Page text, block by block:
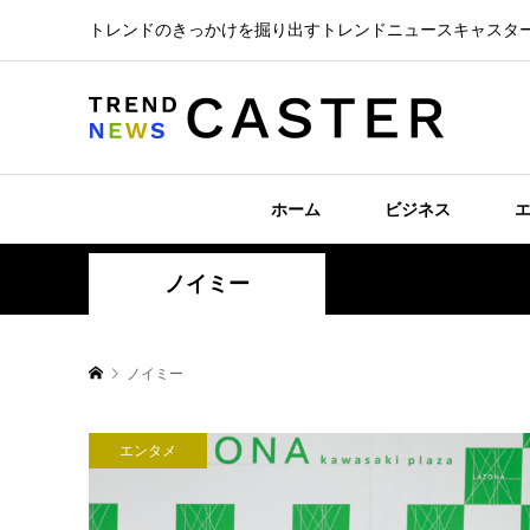
トレンドのきっかけを掘り出すトレンドニュースキャスタ
ホーム ビジネス
ノイミー
ノイミー
エンタメ